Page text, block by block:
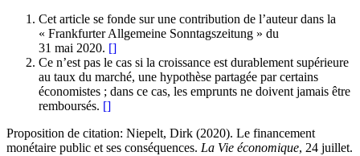
Cet article se fonde sur une contribution de l’auteur dans la
« Frankfurter Allgemeine Sonntagszeitung » du
31 mai 2020. []
Ce n’est pas le cas si la croissance est durablement supérieure
au taux du marché, une hypothèse partagée par certains
économistes ; dans ce cas, les emprunts ne doivent jamais être
remboursés. []
Proposition de citation: Niepelt, Dirk (2020). Le financement
monétaire public et ses conséquences. La Vie économique, 24 juillet.